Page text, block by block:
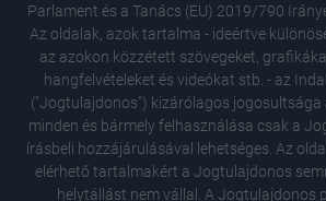
Parlament és a Tanács (EU) 2019/790
Az oldalak, azok tartalma - ideértve
az azokon közzétett szövegeket,
hangfelvételeket és videókat stb. - az
("Jogtulajdonos") kizárólagos jogosultsága
minden és bármely felhasználása csak a
írásbeli hozzájárulásával lehetséges. Az
elérhető tartalmakért a Jogtulajdonos
helytállást nem vállal. A Jogtulajdonos